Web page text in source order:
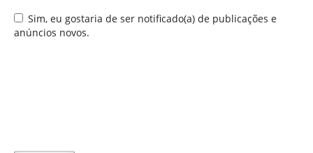
Sim, eu gostaria de ser notificado(a) de publicações e
anúncios novos.